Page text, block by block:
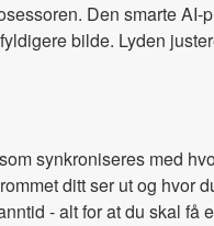
Den smarte
bilde. Lyden
synkroniseres med
ditt ser ut og hvor
- alt for at du skal få